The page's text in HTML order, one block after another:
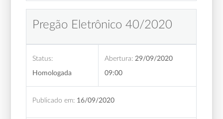
Pregão Eletrônico 40/2020
Status:
Homologada
Abertura: 29/09/2020
09:00
Publicado em: 16/09/2020